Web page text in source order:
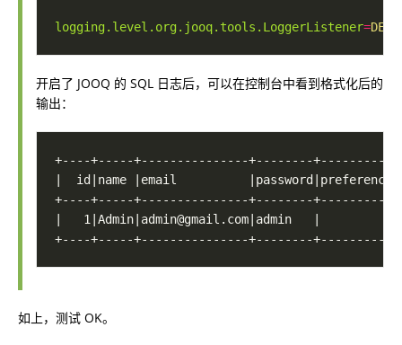
logging.level.org.jooq.tools.LoggerListener=
开启了 JOOQ 的 SQL 日志后，可以在控制台中看到格式化后的
输出：
如上，测试 OK。